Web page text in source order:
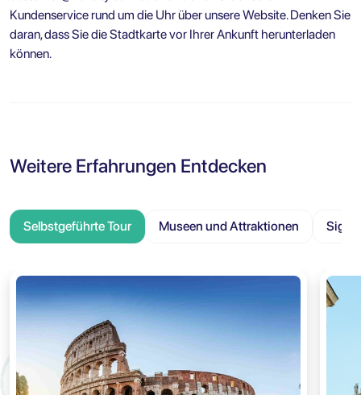
Kundenservice rund um die Uhr über unsere Website. Denken Sie
daran, dass Sie die Stadtkarte vor Ihrer Ankunft herunterladen
können.
Weitere Erfahrungen Entdecken
Selbstgeführte Tour Museen und Attraktionen